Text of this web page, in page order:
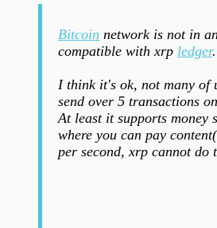
Bitcoin network is not in
compatible with xrp ledger.
I think it's ok, not many of
send over 5 transactions
At least it supports money
where you can pay
per second, xrp cannot do